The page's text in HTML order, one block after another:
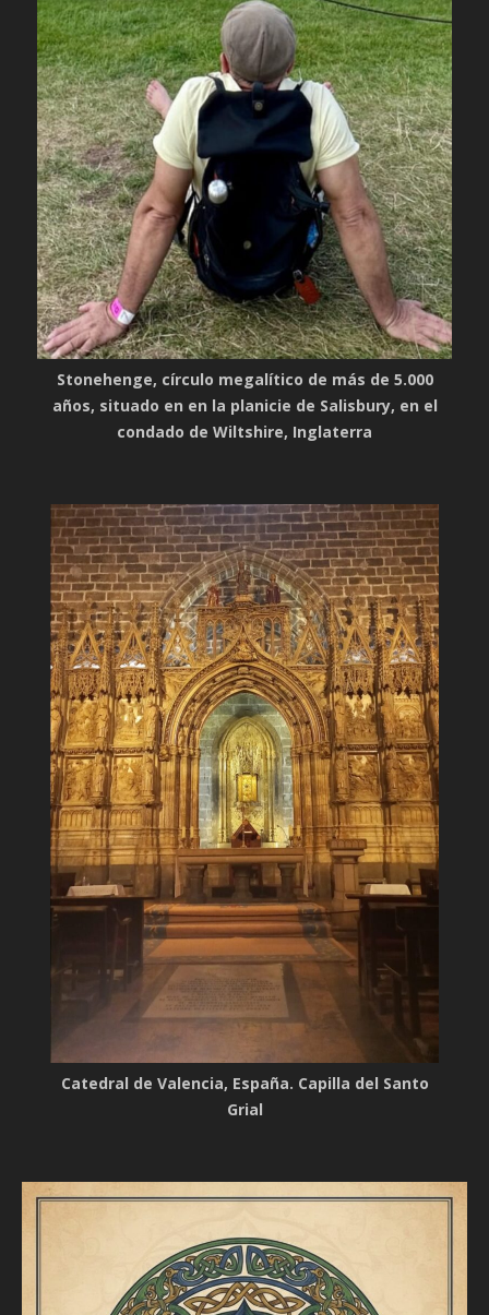
Stonehenge, círculo megalítico de más de 5.000
años, situado en en la planicie de Salisbury, en el
condado de Wiltshire, Inglaterra
Catedral de Valencia, España. Capilla del Santo
Grial